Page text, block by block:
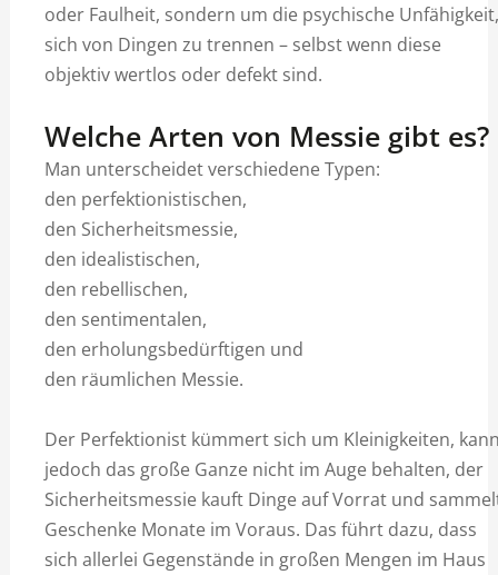
oder Faulheit, sondern um die psychische Unfähigkeit,
sich von Dingen zu trennen – selbst wenn diese
objektiv wertlos oder defekt sind.
Welche Arten von Messie gibt es?
Man unterscheidet verschiedene Typen:
den perfektionistischen,
den Sicherheitsmessie,
den idealistischen,
den rebellischen,
den sentimentalen,
den erholungsbedürftigen und
den räumlichen Messie.
Der Perfektionist kümmert sich um Kleinigkeiten,
jedoch das große Ganze nicht im Auge behalten, der
Sicherheitsmessie kauft Dinge auf Vorrat und
Geschenke Monate im Voraus. Das führt dazu, dass
sich allerlei Gegenstände in großen Mengen im Haus